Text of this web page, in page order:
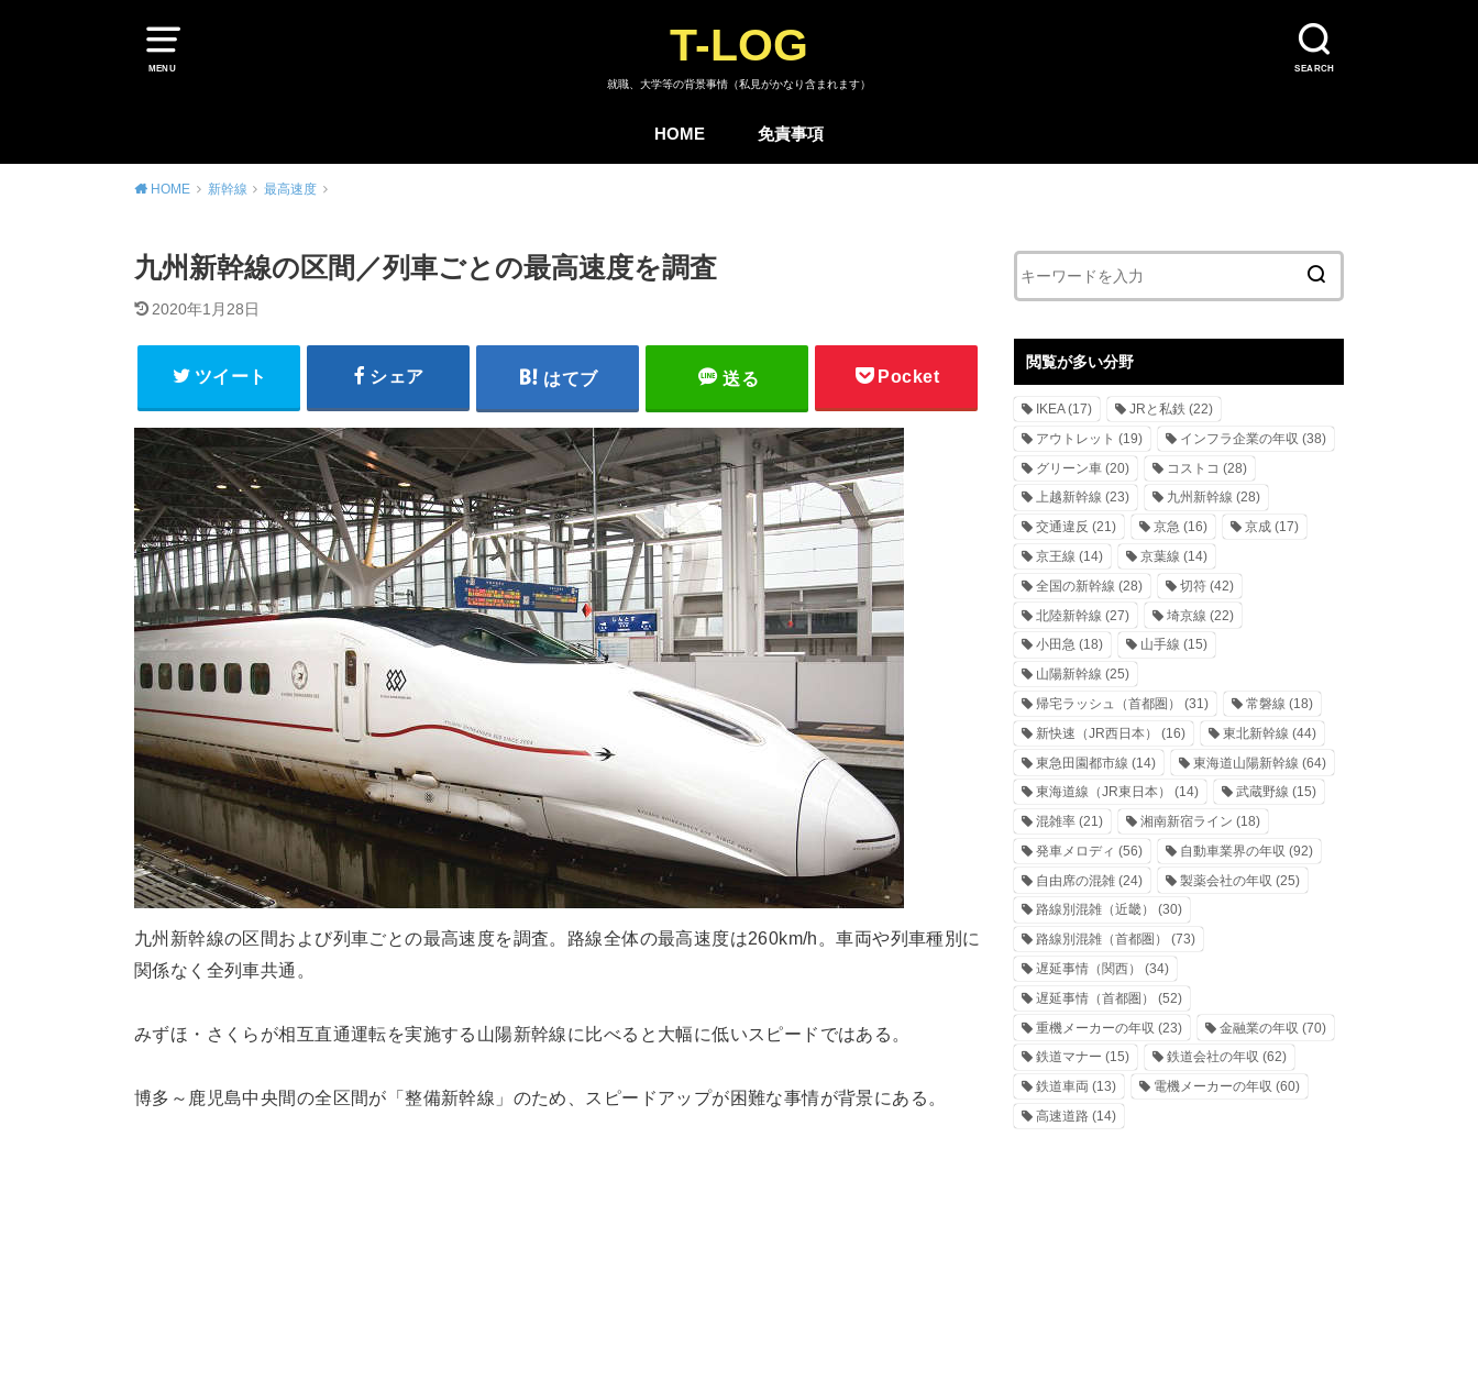
MENU SEARCH
T-LOG
就職、大学等の背景事情（私見がかなり含まれます）
HOME 免責事項
HOME 新幹線 最高速度
九州新幹線の区間／列車ごとの最高速度を調査
2020年1月28日
ツイート シェア はてブ 送る Pocket
九州新幹線の区間および列車ごとの最高速度を調査。路線全体の最高速度は260km/h。車両や列車種別に
関係なく全列車共通。
みずほ・さくらが相互直通運転を実施する山陽新幹線に比べると大幅に低いスピードではある。
博多～鹿児島中央間の全区間が「整備新幹線」のため、スピードアップが困難な事情が背景にある。
閲覧が多い分野
IKEA(17) JRと私鉄 (22)
アウトレット (19) インフラ企業の年収 (38)
グリーン車 (20) コストコ (28)
上越新幹線 (23) 九州新幹線 (28)
交通違反 (21) 京急 (16) 京成(17)
京王線 (14) 京葉線 (14)
全国の新幹線 (28) 切符(42)
北陸新幹線 (27) 埼京線 (22)
小田急 (18) 山手線 (15)
山陽新幹線 (25)
帰宅ラッシュ（首都圏）
(31) 常磐線 (18)
新快速（JR西日本）
(16) 東北新幹線 (44)
東急田園都市線 (14) 東海道山陽新幹線 (64)
東海道線（JR東日本）
(14) 武蔵野線 (15)
混雑率 (21) 湘南新宿ライン (18)
発車メロディ (56) 自動車業界の年収 (92)
自由席の混雑 (24) 製薬会社の年収 (25)
路線別混雑（近畿）
(30)
路線別混雑（首都圏）
(73)
遅延事情（関西）
(34)
遅延事情（首都圏）
(52)
重機メーカーの年収 (23) 金融業の年収 (70)
鉄道マナー (15) 鉄道会社の年収 (62)
鉄道車両 (13) 電機メーカーの年収 (60)
高速道路 (14)